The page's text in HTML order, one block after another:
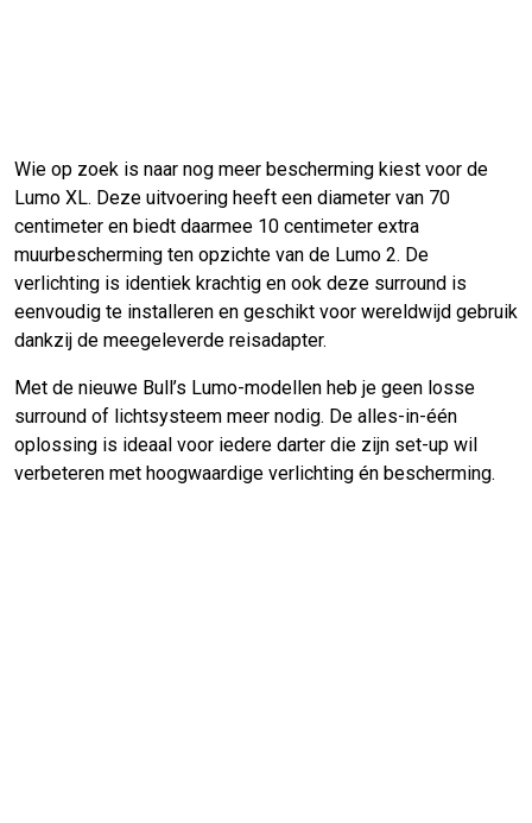
Wie op zoek is naar nog meer bescherming kiest voor de
Lumo XL. Deze uitvoering heeft een diameter van 70
centimeter en biedt daarmee 10 centimeter extra
muurbescherming ten opzichte van de Lumo 2. De
verlichting is identiek krachtig en ook deze surround is
eenvoudig te installeren en geschikt voor wereldwijd gebruik
dankzij de meegeleverde reisadapter.
Met de nieuwe Bull’s Lumo-modellen heb je geen losse
surround of lichtsysteem meer nodig. De alles-in-één
oplossing is ideaal voor iedere darter die zijn set-up wil
verbeteren met hoogwaardige verlichting én bescherming.